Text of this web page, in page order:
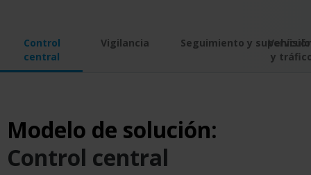
Control
central
Vigilancia Seguimiento y
y
Modelo de solución:
Control central